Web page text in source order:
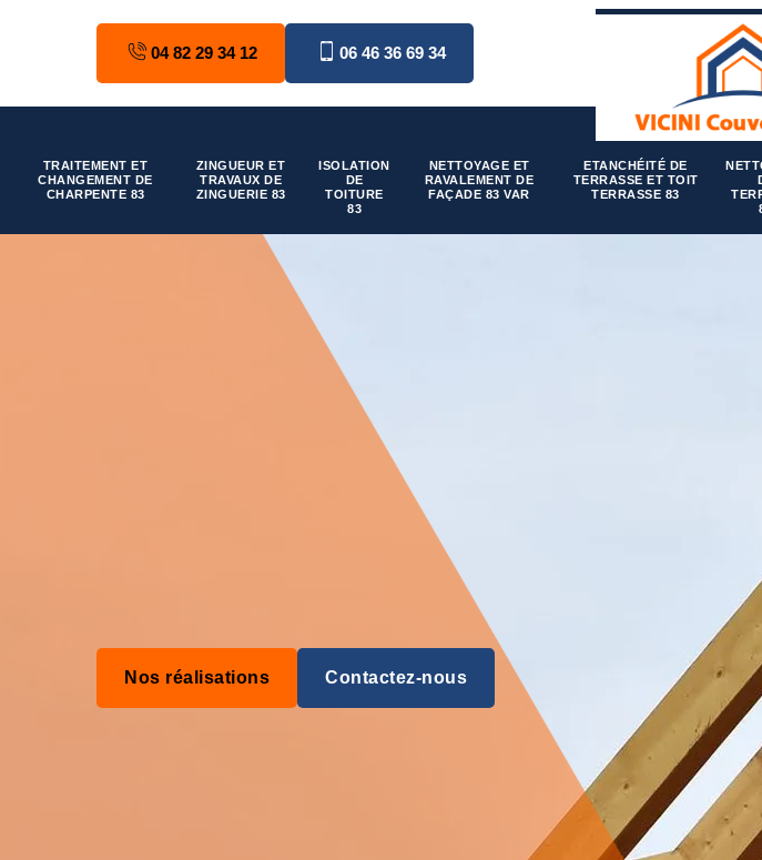
04 82 29 34 12 06 46 36 69 34
TRAITEMENT ET
CHANGEMENT DE
CHARPENTE 83
ZINGUEUR ET
TRAVAUX DE
ZINGUERIE 83
ISOLATION
DE
TOITURE
83
NETTOYAGE ET
RAVALEMENT DE
FAÇADE 83 VAR
ETANCHÉITÉ DE
TERRASSE ET TOIT
TERRASSE 83
Nos réalisations Contactez-nous